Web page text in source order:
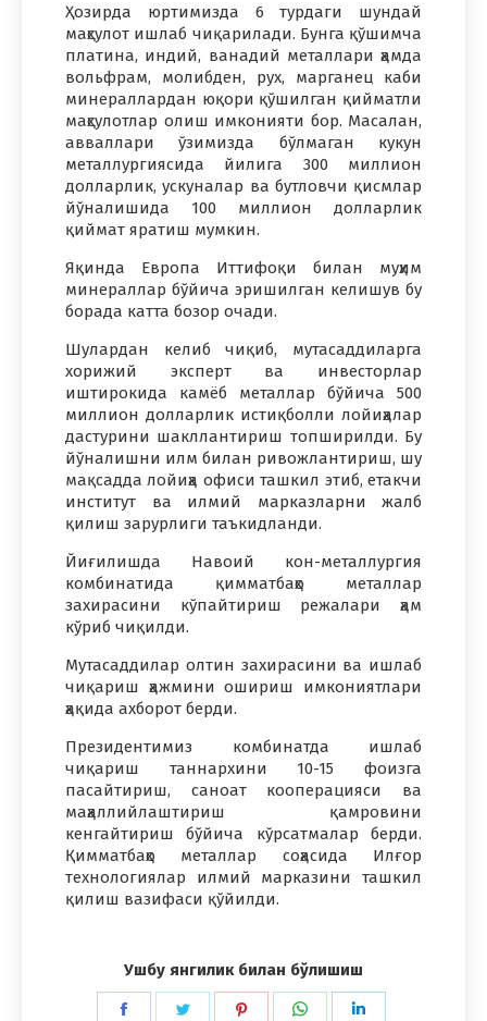
Ҳозирда юртимизда 6 турдаги шундай
маҳсулот ишлаб чиқарилади. Бунга қўшимча
платина, индий, ванадий металлари ҳамда
вольфрам, молибден, рух, марганец каби
минераллардан юқори қўшилган қийматли
маҳсулотлар олиш имконияти бор. Масалан,
авваллари ўзимизда бўлмаган кукун
металлургиясида йилига 300 миллион
долларлик, ускуналар ва бутловчи қисмлар
йўналишида 100 миллион долларлик
қиймат яратиш мумкин.
Яқинда Европа Иттифоқи билан муҳим
минераллар бўйича эришилган келишув бу
борада катта бозор очади.
Шулардан келиб чиқиб, мутасаддиларга
хорижий эксперт ва инвесторлар
иштирокида камёб металлар бўйича 500
миллион долларлик истиқболли лойиҳалар
дастурини шакллантириш топширилди. Бу
йўналишни илм билан ривожлантириш, шу
мақсадда лойиҳа офиси ташкил этиб, етакчи
институт ва илмий марказларни жалб
қилиш зарурлиги таъкидланди.
Йиғилишда Навоий кон-металлургия
комбинатида қимматбаҳо металлар
захирасини кўпайтириш режалари ҳам
кўриб чиқилди.
Мутасаддилар олтин захирасини ва ишлаб
чиқариш ҳажмини ошириш имкониятлари
ҳақида ахборот берди.
Президентимиз комбинатда ишлаб
чиқариш таннархини 10-15 фоизга
пасайтириш, саноат кооперацияси ва
маҳаллийлаштириш қамровини
кенгайтириш бўйича кўрсатмалар берди.
Қимматбаҳо металлар соҳасида Илғор
технологиялар илмий марказини ташкил
қилиш вазифаси қўйилди.
Ушбу янгилик билан бўлишиш
Share Share Share Share